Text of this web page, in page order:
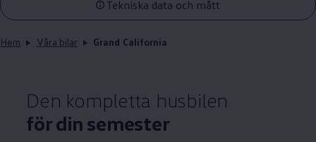
Tekniska data och mått
Hem Våra bilar Grand California
Den kompletta husbilen
för din semester